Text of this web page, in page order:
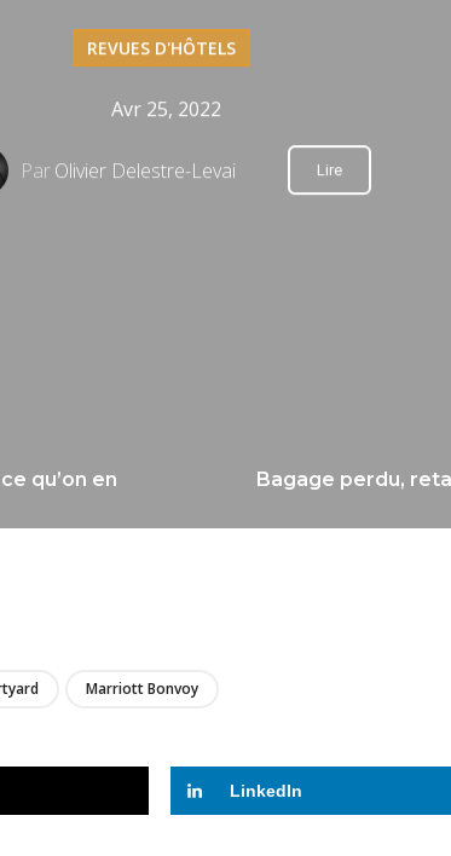
qu’on en
Bagage perdu,
REVUES D'HÔTELS
Avr 25, 2022
ParOlivier Delestre-Levai Lire
Marriott Bonvoy
LinkedIn